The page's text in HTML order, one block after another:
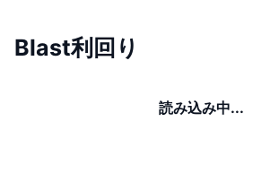
Blast利回り
読み込み中...